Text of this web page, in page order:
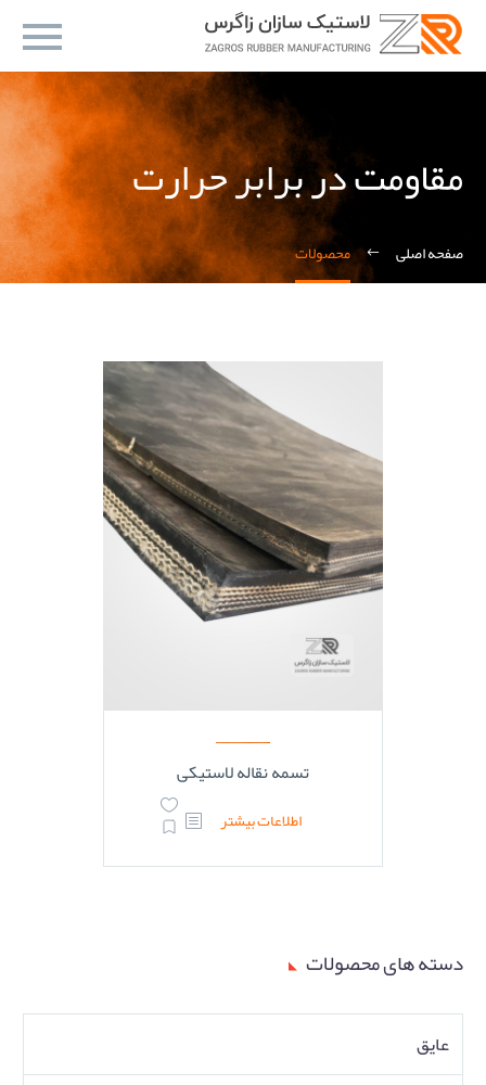
مقاومت در برابر حرارت
صفحه اصلی محصولات
تسمه نقاله لاستیکی
اطلاعات بیشتر
دسته های محصولات
عایق